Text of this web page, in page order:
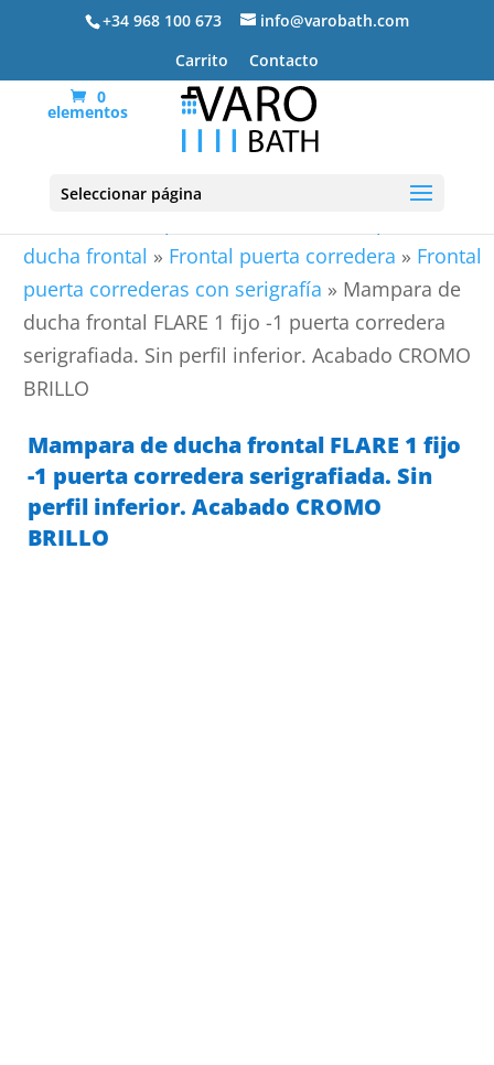
+34 968 100 673
info@varobath.com
Carrito
Contacto
0
elementos
Seleccionar página
ducha frontal » Frontal puerta corredera » Frontal
puerta correderas con serigrafía » Mampara de
ducha frontal FLARE 1 fijo -1 puerta corredera
serigrafiada. Sin perfil inferior. Acabado CROMO
BRILLO
Mampara de ducha frontal FLARE 1 fijo
-1 puerta corredera serigrafiada. Sin
perfil inferior. Acabado CROMO
BRILLO